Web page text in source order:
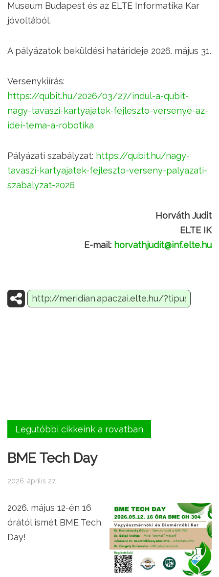
Museum Budapest és az ELTE Informatika Kar
jóvoltából.
A pályázatok beküldési határideje 2026. május 31.
Versenykiírás:
https://qubit.hu/2026/03/27/indul-a-qubit-
nagy-tavaszi-kartyajatek-fejleszto-versenye-az-
idei-tema-a-robotika
Pályázati szabályzat: https://qubit.hu/nagy-
tavaszi-kartyajatek-fejleszto-verseny-palyazati-
szabalyzat-2026
Horváth Judit
ELTE IK
E-mail: horvathjudit@inf.elte.hu
Legutóbbi cikkeink a rovatban
BME Tech Day
2026. április 27.
2026. május 12-én 16
órától ismét BME Tech
Day!